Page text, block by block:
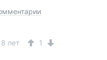
8 лет 1